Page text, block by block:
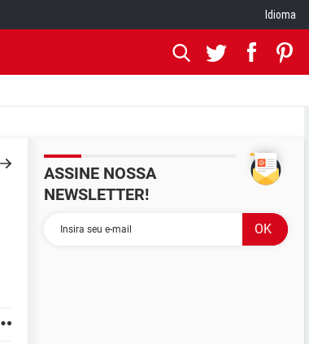
Idioma
ASSINE NOSSA
NEWSLETTER!